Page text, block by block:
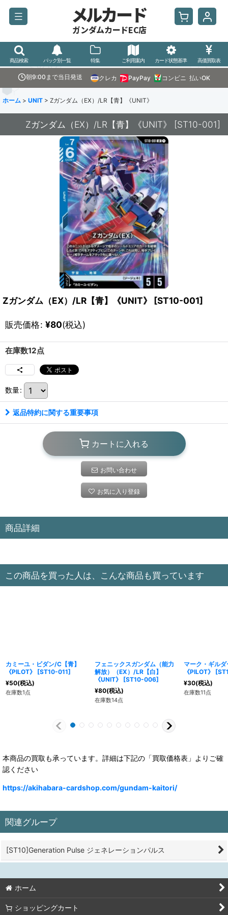
メルカード
ガンダムカードEC店
商品検索 パック別一覧 特集 ご利用案内 カード状態基準 高価買取表
朝9:00まで当日発送 クレカ PayPay コンビニ 払いOK
ホーム > UNIT > Ζガンダム（EX）/LR【青】《UNIT》
Ζガンダム（EX）/LR【青】《UNIT》 [ST10-001]
Ζガンダム（EX）/LR【青】《UNIT》 [ST10-001]
販売価格: ¥80(税込)
在庫数12点
数量:
返品特約に関する重要事項
カートに入れる
お問い合わせ
お気に入り登録
商品詳細
この商品を買った人は、こんな商品も買っています
カミーユ・ビダン/C【青】
《PILOT》
[ST10-011]
¥50(税込)
在庫数1点
フェニックスガンダム（能力
解放）（EX）/LR【白】
《UNIT》
[ST10-006]
¥80(税込)
在庫数14点
マーク・ギル
《PILOT》
[
¥30(税込)
在庫数11点
本商品の買取も承っています。詳細は下記の「買取価格表」よりご確
認ください
https://akihabara-cardshop.com/gundam-kaitori/
関連グループ
[ST10]Generation Pulse ジェネレーションパルス
ホーム
ショッピングカート